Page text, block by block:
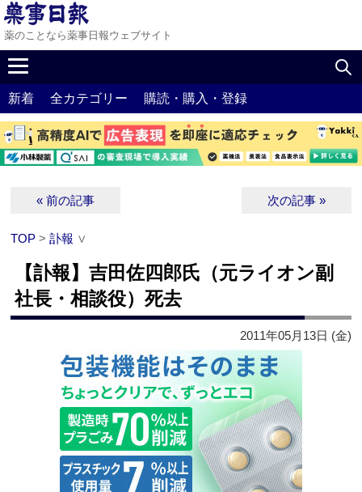
薬のことなら薬事日報ウェブサイト
新着 全カテゴリー 購読・購入・登録
« 前の記事 次の記事 »
TOP >訃報 ∨
【訃報】吉田佐四郎氏（元ライオン副
社長・相談役）死去
2011年05月13日 (金)